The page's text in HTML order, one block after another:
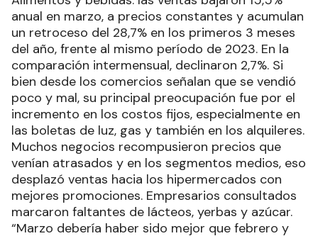
anual en marzo, a precios constantes y acumulan
un retroceso del 28,7% en los primeros 3 meses
del año, frente al mismo período de 2023. En la
comparación intermensual, declinaron 2,7%. Si
bien desde los comercios señalan que se vendió
poco y mal, su principal preocupación fue por el
incremento en los costos fijos, especialmente en
las boletas de luz, gas y también en los alquileres.
Muchos negocios recompusieron precios que
venían atrasados y en los segmentos medios, eso
desplazó ventas hacia los hipermercados con
mejores promociones. Empresarios consultados
marcaron faltantes de lácteos, yerbas y azúcar.
“Marzo debería haber sido mejor que febrero y